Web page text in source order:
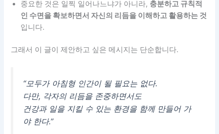
중요한 것은 일찍 일어나느냐가 아니라, 충분하고 규칙적
인 수면을 확보하면서 자신의 리듬을 이해하고 활용하는 것
입니다.
그래서 이 글이 제안하고 싶은 메시지는 단순합니다.
“모두가 아침형 인간이 될 필요는 없다.
다만, 각자의 리듬을 존중하면서도
건강과 일을 지킬 수 있는 환경을 함께 만들어 가
야 한다.”